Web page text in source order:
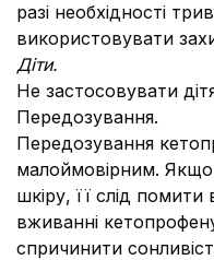
разі необхідності
використовувати
Діти.
Не застосовувати
Передозування.
Передозування
малоймовірним.
шкіру, її слід
вживанні
спричинити